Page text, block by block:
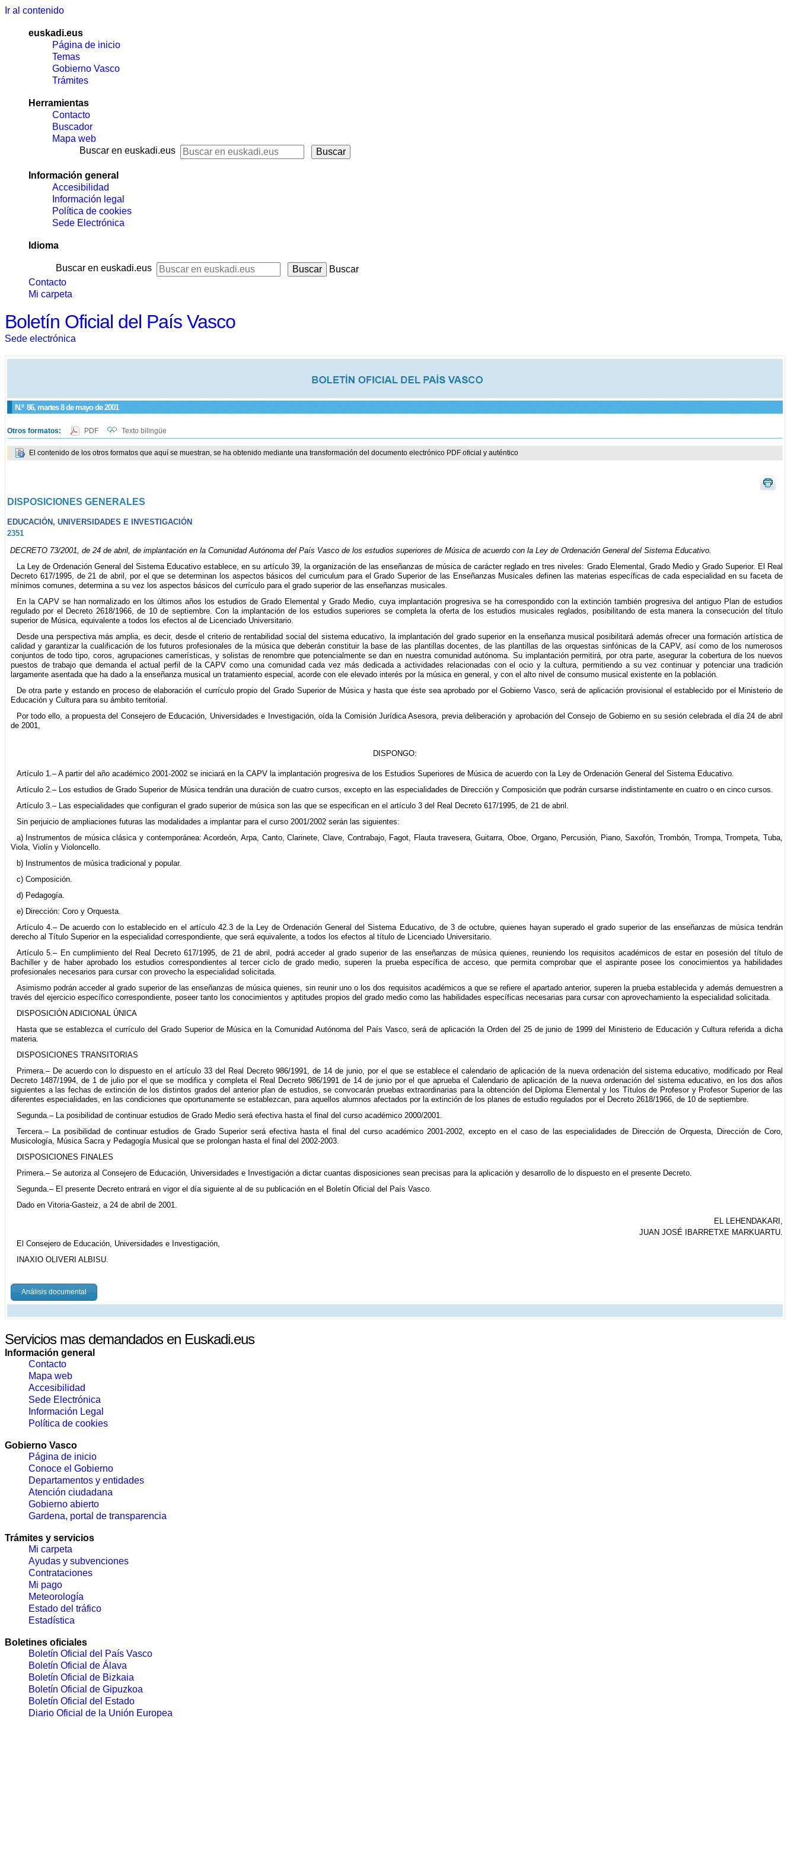
Ir al contenido
euskadi.eus
Página de inicio
Temas
Gobierno Vasco
Trámites
Herramientas
Contacto
Buscador
Mapa web
Buscar en euskadi.eus
Información general
Accesibilidad
Información legal
Política de cookies
Sede Electrónica
Idioma
Buscar en euskadi.eus
Buscar
Contacto
Mi carpeta
Boletín Oficial del País Vasco
Sede electrónica
N.º 86, martes 8 de mayo de 2001
Otros formatos: PDF Texto bilingüe
El contenido de los otros formatos que aquí se muestran, se ha obtenido mediante una transformación del documento electrónico PDF oficial y auténtico
DISPOSICIONES GENERALES
EDUCACIÓN, UNIVERSIDADES E INVESTIGACIÓN
2351
DECRETO 73/2001, de 24 de abril, de implantación en la Comunidad Autónoma del País Vasco de los estudios superiores de Música de acuerdo con la Ley de Ordenación General del Sistema Educativo.
La Ley de Ordenación General del Sistema Educativo establece, en su artículo 39, la organización de las enseñanzas de música de carácter reglado en tres niveles: Grado Elemental, Grado Medio y Grado Superior. El Real
Decreto 617/1995, de 21 de abril, por el que se determinan los aspectos básicos del curriculum para el Grado Superior de las Enseñanzas Musicales definen las materias específicas de cada especialidad en su faceta de
mínimos comunes, determina a su vez los aspectos básicos del currículo para el grado superior de las enseñanzas musicales.
En la CAPV se han normalizado en los últimos años los estudios de Grado Elemental y Grado Medio, cuya implantación progresiva se ha correspondido con la extinción también progresiva del antiguo Plan de estudios
regulado por el Decreto 2618/1966, de 10 de septiembre. Con la implantación de los estudios superiores se completa la oferta de los estudios musicales reglados, posibilitando de esta manera la consecución del título
superior de Música, equivalente a todos los efectos al de Licenciado Universitario.
Desde una perspectiva más amplia, es decir, desde el criterio de rentabilidad social del sistema educativo, la implantación del grado superior en la enseñanza musical posibilitará además ofrecer una formación artística de
calidad y garantizar la cualificación de los futuros profesionales de la música que deberán constituir la base de las plantillas docentes, de las plantillas de las orquestas sinfónicas de la CAPV, así como de los numerosos
conjuntos de todo tipo, coros, agrupaciones camerísticas, y solistas de renombre que potencialmente se dan en nuestra comunidad autónoma. Su implantación permitirá, por otra parte, asegurar la cobertura de los nuevos
puestos de trabajo que demanda el actual perfil de la CAPV como una comunidad cada vez más dedicada a actividades relacionadas con el ocio y la cultura, permitiendo a su vez continuar y potenciar una tradición
largamente asentada que ha dado a la enseñanza musical un tratamiento especial, acorde con ele elevado interés por la música en general, y con el alto nivel de consumo musical existente en la población.
De otra parte y estando en proceso de elaboración el currículo propio del Grado Superior de Música y hasta que éste sea aprobado por el Gobierno Vasco, será de aplicación provisional el establecido por el Ministerio de
Educación y Cultura para su ámbito territorial.
Por todo ello, a propuesta del Consejero de Educación, Universidades e Investigación, oída la Comisión Jurídica Asesora, previa deliberación y aprobación del Consejo de Gobierno en su sesión celebrada el día 24 de abril
de 2001,
DISPONGO:
Artículo 1.– A partir del año académico 2001-2002 se iniciará en la CAPV la implantación progresiva de los Estudios Superiores de Música de acuerdo con la Ley de Ordenación General del Sistema Educativo.
Artículo 2.– Los estudios de Grado Superior de Música tendrán una duración de cuatro cursos, excepto en las especialidades de Dirección y Composición que podrán cursarse indistintamente en cuatro o en cinco cursos.
Artículo 3.– Las especialidades que configuran el grado superior de música son las que se especifican en el artículo 3 del Real Decreto 617/1995, de 21 de abril.
Sin perjuicio de ampliaciones futuras las modalidades a implantar para el curso 2001/2002 serán las siguientes:
a) Instrumentos de música clásica y contemporánea: Acordeón, Arpa, Canto, Clarinete, Clave, Contrabajo, Fagot, Flauta travesera, Guitarra, Oboe, Organo, Percusión, Piano, Saxofón, Trombón, Trompa, Trompeta, Tuba,
Viola, Violín y Violoncello.
b) Instrumentos de música tradicional y popular.
c) Composición.
d) Pedagogía.
e) Dirección: Coro y Orquesta.
Artículo 4.– De acuerdo con lo establecido en el artículo 42.3 de la Ley de Ordenación General del Sistema Educativo, de 3 de octubre, quienes hayan superado el grado superior de las enseñanzas de música tendrán
derecho al Título Superior en la especialidad correspondiente, que será equivalente, a todos los efectos al título de Licenciado Universitario.
Artículo 5.– En cumplimiento del Real Decreto 617/1995, de 21 de abril, podrá acceder al grado superior de las enseñanzas de música quienes, reuniendo los requisitos académicos de estar en posesión del título de
Bachiller y de haber aprobado los estudios correspondientes al tercer ciclo de grado medio, superen la prueba específica de acceso, que permita comprobar que el aspirante posee los conocimientos ya habilidades
profesionales necesarios para cursar con provecho la especialidad solicitada.
Asimismo podrán acceder al grado superior de las enseñanzas de música quienes, sin reunir uno o los dos requisitos académicos a que se refiere el apartado anterior, superen la prueba establecida y además demuestren a
través del ejercicio específico correspondiente, poseer tanto los conocimientos y aptitudes propios del grado medio como las habilidades específicas necesarias para cursar con aprovechamiento la especialidad solicitada.
DISPOSICIÓN ADICIONAL ÚNICA
Hasta que se establezca el currículo del Grado Superior de Música en la Comunidad Autónoma del País Vasco, será de aplicación la Orden del 25 de junio de 1999 del Ministerio de Educación y Cultura referida a dicha
materia.
DISPOSICIONES TRANSITORIAS
Primera.– De acuerdo con lo dispuesto en el artículo 33 del Real Decreto 986/1991, de 14 de junio, por el que se establece el calendario de aplicación de la nueva ordenación del sistema educativo, modificado por Real
Decreto 1487/1994, de 1 de julio por el que se modifica y completa el Real Decreto 986/1991 de 14 de junio por el que aprueba el Calendario de aplicación de la nueva ordenación del sistema educativo, en los dos años
siguientes a las fechas de extinción de los distintos grados del anterior plan de estudios, se convocarán pruebas extraordinarias para la obtención del Diploma Elemental y los Títulos de Profesor y Profesor Superior de las
diferentes especialidades, en las condiciones que oportunamente se establezcan, para aquellos alumnos afectados por la extinción de los planes de estudio regulados por el Decreto 2618/1966, de 10 de septiembre.
Segunda.– La posibilidad de continuar estudios de Grado Medio será efectiva hasta el final del curso académico 2000/2001.
Tercera.– La posibilidad de continuar estudios de Grado Superior será efectiva hasta el final del curso académico 2001-2002, excepto en el caso de las especialidades de Dirección de Orquesta, Dirección de Coro,
Musicología, Música Sacra y Pedagogía Musical que se prolongan hasta el final del 2002-2003.
DISPOSICIONES FINALES
Primera.– Se autoriza al Consejero de Educación, Universidades e Investigación a dictar cuantas disposiciones sean precisas para la aplicación y desarrollo de lo dispuesto en el presente Decreto.
Segunda.– El presente Decreto entrará en vigor el día siguiente al de su publicación en el Boletín Oficial del País Vasco.
Dado en Vitoria-Gasteiz, a 24 de abril de 2001.
EL LEHENDAKARI,
JUAN JOSÉ IBARRETXE MARKUARTU.
El Consejero de Educación, Universidades e Investigación,
INAXIO OLIVERI ALBISU.
Análisis documental
Servicios mas demandados en Euskadi.eus
Información general
Contacto
Mapa web
Accesibilidad
Sede Electrónica
Información Legal
Política de cookies
Gobierno Vasco
Página de inicio
Conoce el Gobierno
Departamentos y entidades
Atención ciudadana
Gobierno abierto
Gardena, portal de transparencia
Trámites y servicios
Mi carpeta
Ayudas y subvenciones
Contrataciones
Mi pago
Meteorología
Estado del tráfico
Estadística
Boletines oficiales
Boletín Oficial del País Vasco
Boletín Oficial de Álava
Boletín Oficial de Bizkaia
Boletín Oficial de Gipuzkoa
Boletín Oficial del Estado
Diario Oficial de la Unión Europea